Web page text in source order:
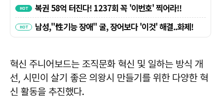
혁신 주니어보드는 조직문화 혁신 및 일하는 방식 개
선, 시민이 살기 좋은 의왕시 만들기를 위한 다양한 혁
신 활동을 추진했다.